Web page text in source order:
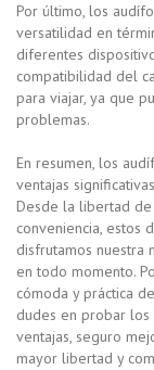
Por último, los
versatilidad en
diferentes
compatibilidad del
para viajar, ya que
problemas.
En resumen, los
ventajas
Desde la libertad
conveniencia, estos
disfrutamos nuestra
en todo momento.
cómoda y práctica
dudes en probar los
ventajas, seguro
mayor libertad y